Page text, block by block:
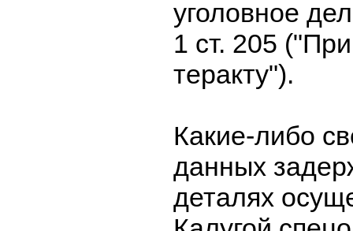
уголовное
1 ст. 205
теракту").
Какие-либо
данных
деталях